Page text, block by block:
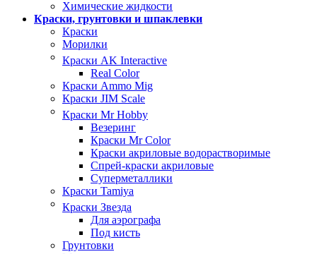
Химические жидкости
Краски, грунтовки и шпаклевки
Краски
Морилки
Краски AK Interactive
Real Color
Краски Ammo Mig
Краски JIM Scale
Краски Mr Hobby
Везеринг
Краски Mr Color
Краски акриловые водорастворимые
Спрей-краски акриловые
Суперметаллики
Краски Tamiya
Краски Звезда
Для аэрографа
Под кисть
Грунтовки